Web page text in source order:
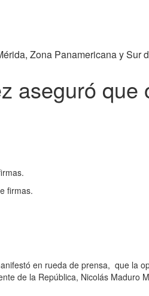
Zona Panamericana y Sur
aseguró
firmas.
en rueda de prensa, que la
de la República, Nicolás Maduro